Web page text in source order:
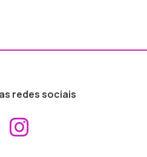
redes sociais
Aceder ao